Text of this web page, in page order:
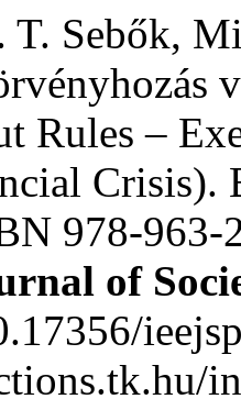
Sebők,
Rules –
Crisis).
978-
of